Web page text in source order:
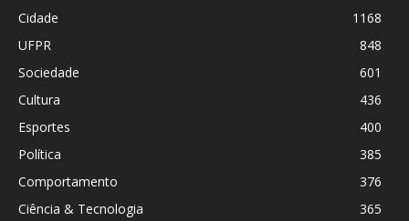
Cidade
1168
UFPR
848
Sociedade
601
Cultura
436
Esportes
400
Política
385
Comportamento
376
Ciência & Tecnologia
365